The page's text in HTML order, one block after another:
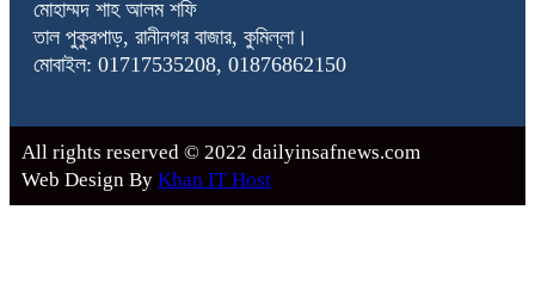
মোহাম্মদ শাহ আলম শফি
তাল পুকুরপাড়, রানীনগর বাজার, কুমিল্লা।
মোবাইল: 01717535208, 01876862150
All rights reserved © 2022 dailyinsafnews.com
Web Design By Khan IT Host